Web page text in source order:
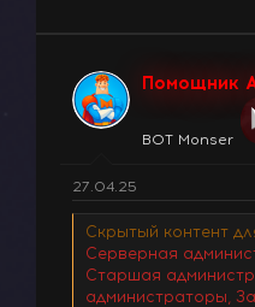
Помощник
BOT Monser
27.04.25
Скрытый контент
Серверная
Старшая
администраторы,